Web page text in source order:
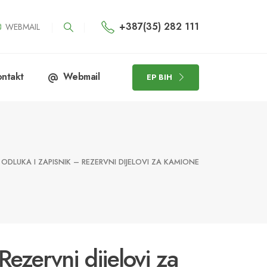
WEBMAIL +387(35) 282 111
Webmail EP BIH
ODLUKA I ZAPISNIK – REZERVNI DIJELOVI ZA KAMIONE
dijelovi za